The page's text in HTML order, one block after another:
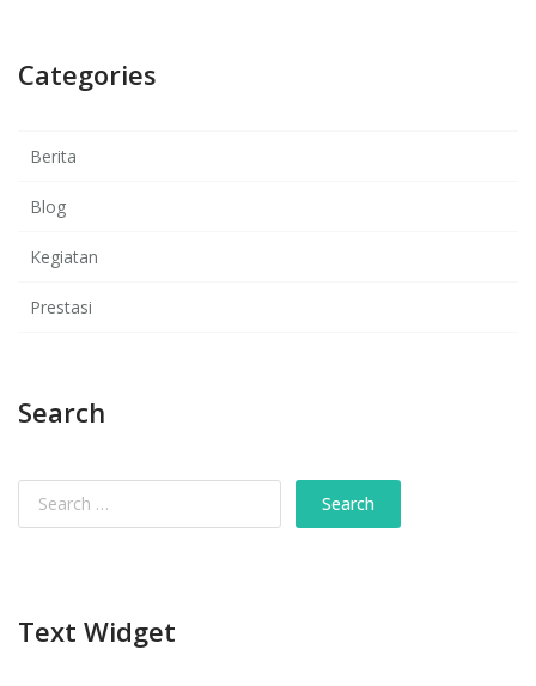
Categories
Berita
Blog
Kegiatan
Prestasi
Search
Text Widget